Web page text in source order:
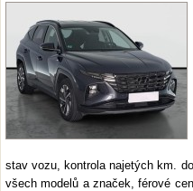
stav vozu, kontrola najetých km.
všech modelů a značek, férové